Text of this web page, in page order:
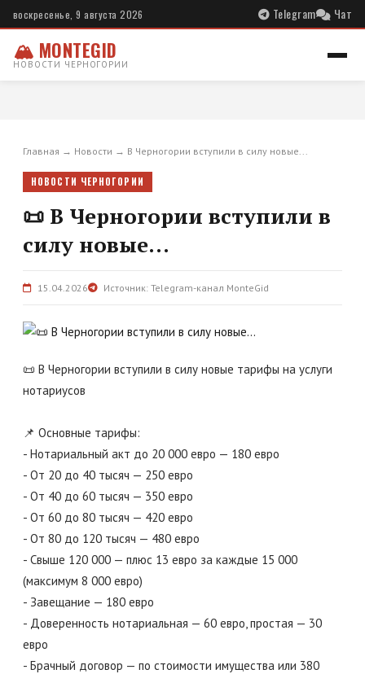
воскресенье, 9 августа 2026 Telegram Чат
🏔 MONTEGID
НОВОСТИ ЧЕРНОГОРИИ
Главная → Новости → В Черногории вступили в силу новые...
НОВОСТИ ЧЕРНОГОРИИ
📜 В Черногории вступили в
силу новые...
15.04.2026 Источник: Telegram-канал MonteGid
📜 В Черногории вступили в силу новые тарифы на услуги
нотариусов
📌 Основные тарифы:
- Нотариальный акт до 20 000 евро — 180 евро
- От 20 до 40 тысяч — 250 евро
- От 40 до 60 тысяч — 350 евро
- От 60 до 80 тысяч — 420 евро
- От 80 до 120 тысяч — 480 евро
- Свыше 120 000 — плюс 13 евро за каждые 15 000
(максимум 8 000 евро)
- Завещание — 180 евро
- Доверенность нотариальная — 60 евро, простая — 30
евро
- Брачный договор — по стоимости имущества или 380